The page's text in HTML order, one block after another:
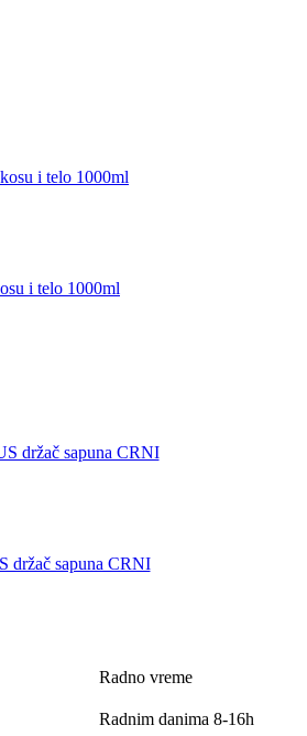
i telo 1000ml
sapuna CRNI
Radno vreme
Radnim danima 8-16h